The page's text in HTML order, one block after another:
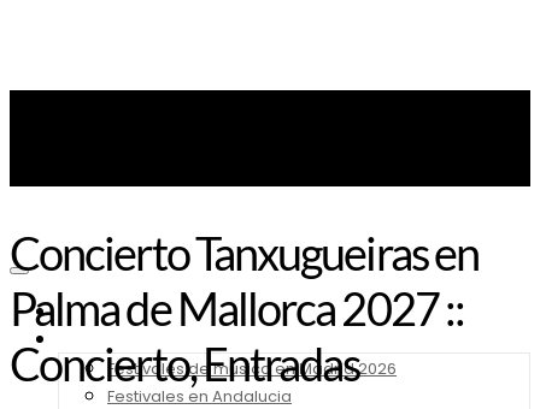
Noticias
Festivales de música en Madrid 2026
Festivales en Andalucia
Concierto Tanxugueiras en
Palma de Mallorca 2027 ::
Concierto, Entradas